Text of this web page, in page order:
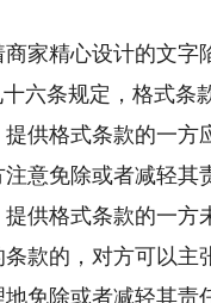
精心设计的文字
六条规定，格式条
供格式条款的一方
意免除或者减轻其
供格式条款的一方
款的，对方可以主
免除或者减轻其责